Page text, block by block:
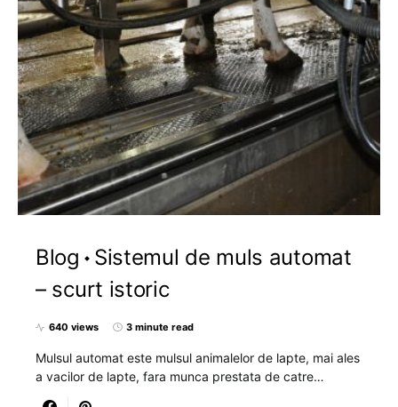
Blog
Sistemul de muls automat
– scurt istoric
640 views 3 minute read
Mulsul automat este mulsul animalelor de lapte, mai ales
a vacilor de lapte, fara munca prestata de catre…